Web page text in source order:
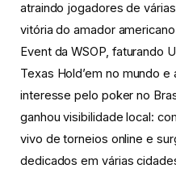
atraindo jogadores de
vitória do amador
Event da WSOP, faturando
Texas Hold’em no mundo e
interesse pelo poker no
ganhou visibilidade local:
vivo de torneios online e
dedicados em várias